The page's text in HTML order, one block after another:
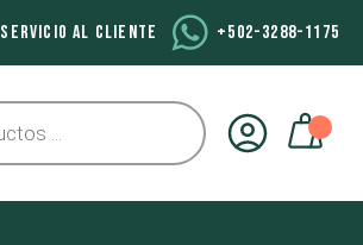
SERVICIO AL CLIENTE +502-3288-1175